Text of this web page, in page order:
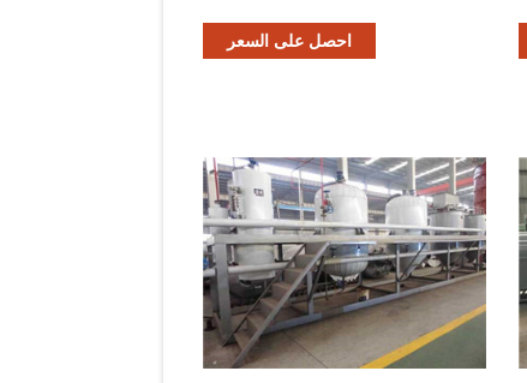
احصل على السعر